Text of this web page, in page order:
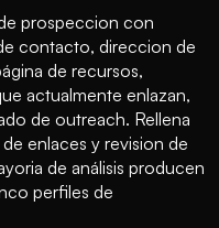
prospeccion con
contacto, direccion de
de recursos,
actualmente enlazan,
de outreach. Rellena
enlaces y revision de
de análisis producen
perfiles de